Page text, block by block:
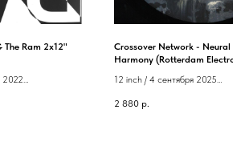
The Ram 2x12"
2022
Crossover Network - Neural
Harmony (Rotterdam
12 inch / 4 сентября 2025
2 880 р.